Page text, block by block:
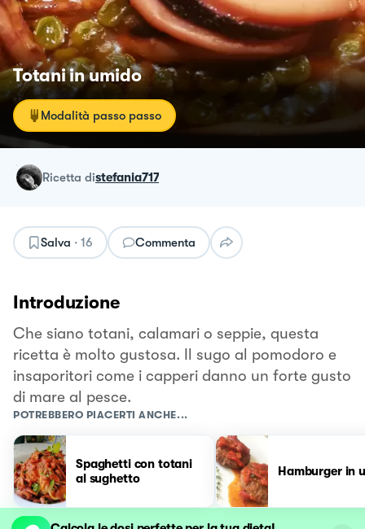
Totani in umido
Modalità passo passo
ricetta distefania717
Salva · 16 Commenta
Introduzione
Che siano totani, calamari o seppie, questa
ricetta è molto gustosa. Il sugo al pomodoro e
insaporitori come i capperi danno un forte gusto
di mare al pesce.
POTREBBERO PIACERTI ANCHE...
Spaghetti con totani
al sughetto
Hamburger in